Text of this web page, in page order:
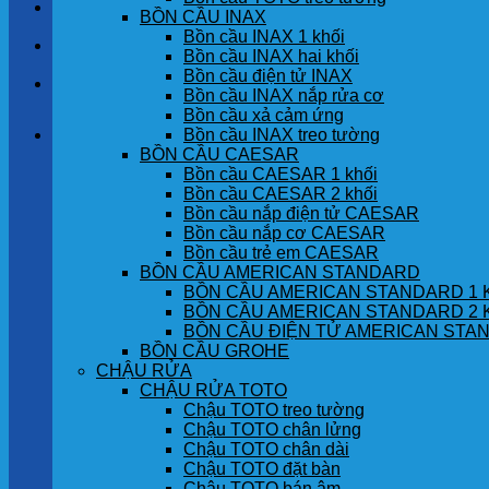
GÓC KHÁCH HÀNG
Chưa có sản phẩm trong giỏ hàng.
BỒN CẦU INAX
Bồn cầu INAX 1 khối
Bồn cầu INAX hai khối
Bồn cầu điện tử INAX
Bồn cầu INAX nắp rửa cơ
Bồn cầu xả cảm ứng
Bồn cầu INAX treo tường
BỒN CẦU CAESAR
Bồn cầu CAESAR 1 khối
Bồn cầu CAESAR 2 khối
Bồn cầu nắp điện tử CAESAR
Bồn cầu nắp cơ CAESAR
Bồn cầu trẻ em CAESAR
BỒN CẦU AMERICAN STANDARD
BỒN CẦU AMERICAN STANDARD 1
BỒN CẦU AMERICAN STANDARD 2
BỒN CẦU ĐIỆN TỬ AMERICAN
BỒN CẦU GROHE
CHẬU RỬA
CHẬU RỬA TOTO
Chậu TOTO treo tường
Chậu TOTO chân lửng
Chậu TOTO chân dài
Chậu TOTO đặt bàn